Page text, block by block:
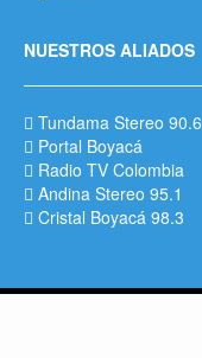
NUESTROS ALIADOS
Tundama Stereo 90.6
Portal Boyacá
Radio TV Colombia
Andina Stereo 95.1
Cristal Boyacá 98.3